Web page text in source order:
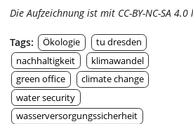
Die Aufzeichnung ist mit CC-BY-NC-SA
Tags: Ökologie
tu dresden
nachhaltigkeit
klimawandel
green office
climate change
water security
wasserversorgungssicherheit